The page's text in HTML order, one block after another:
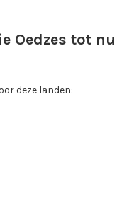
Oedzes tot nu
deze landen: